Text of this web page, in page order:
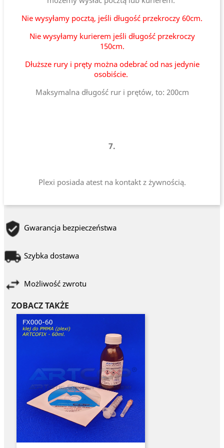
Nie wysyłamy pocztą, jeśli długość przekroczy 60cm.
Nie wysyłamy kurierem jeśli długość przekroczy
150cm.
Dłuższe rury i pręty można odebrać od nas jedynie
osobiście.
Maksymalna długość rur i prętów, to: 200cm
7.
Plexi posiada atest na kontakt z żywnością.
Gwarancja bezpieczeństwa
Szybka dostawa
Możliwość zwrotu
ZOBACZ TAKŻE